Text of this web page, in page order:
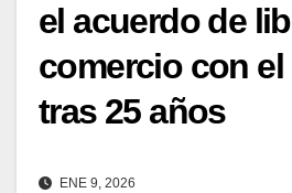
el acuerdo de
comercio con
tras 25 años
ENE 9, 2026